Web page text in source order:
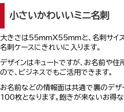
小さいかわいいミニ名刺
大きさは55mmX55mmと、名刺サイ
名刺ケースにきれいに入ります。
デザインはキュートですが、お名前や
ので、ビジネスでもご活用できます。
お名前などの情報面は共通で裏のデ
100枚となります。飽きが来ないお得な